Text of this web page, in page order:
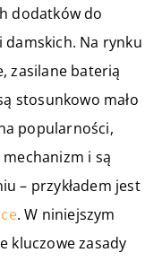
dodatków do
damskich. Na rynku
zasilane baterią
stosunkowo mało
popularności,
i są
– przykładem jest
. W niniejszym
kluczowe zasady